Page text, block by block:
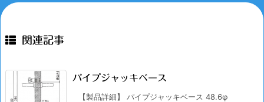
関連記事
パイプジャッキベース
【製品詳細】 パイプジャッキベース 48.6φ